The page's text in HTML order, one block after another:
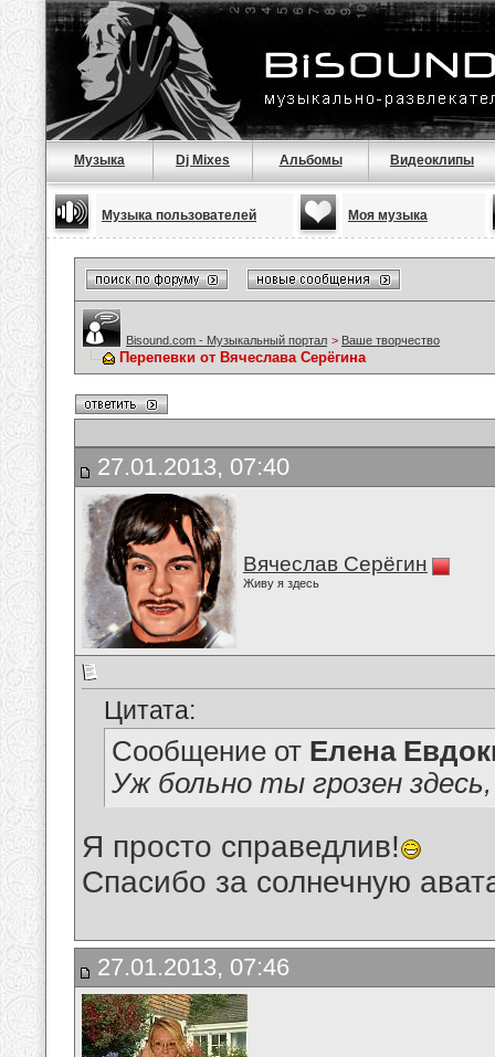
Музыка Dj Mixes Альбомы Видеоклипы
Музыка пользователей Моя музыка
Bisound.com - Музыкальный портал > Ваше творчество
Перепевки от Вячеслава Серёгина
27.01.2013, 07:40
Вячеслав Серёгин
Живу я здесь
Цитата:
Сообщение от Елена
Уж больно ты грозен
Я просто справедлив!
Спасибо за солнечную
27.01.2013, 07:46